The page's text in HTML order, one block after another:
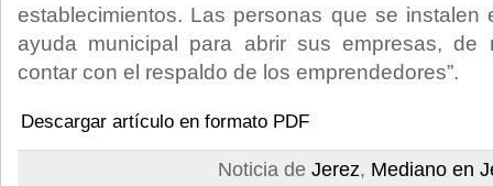
establecimientos. Las personas que se instalen
ayuda municipal para abrir sus empresas, de
contar con el respaldo de los emprendedores”.
Descargar artículo en formato PDF
Noticia de Jerez, Mediano en